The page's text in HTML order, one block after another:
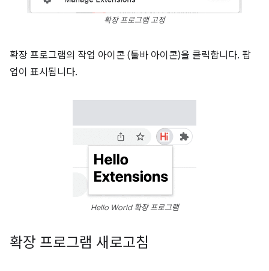
확장 프로그램 고정
확장 프로그램의 작업 아이콘 (툴바 아이콘)을 클릭합니다. 팝
업이 표시됩니다.
Hello World 확장 프로그램
확장 프로그램 새로고침